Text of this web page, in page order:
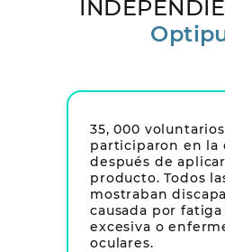
35, 000 voluntarios
participaron en la
después de
producto. Todos
mostraban
causada por
excesiva o
oculares.